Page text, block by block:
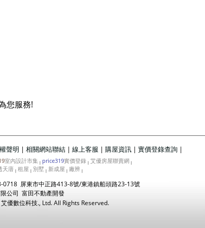
您服務!
聲明 | 相關網站聯結 | 線上客服 | 購屋資訊 | 實價登錄查詢 |
室內設計市集 | price319實價登錄 | 艾優房屋聯賣網 |
天庴 | 租屋 | 別墅 | 新成屋 | 廠辨 |
屏東市中正路413-8號/東港鎮船頭路23-13號
公司 富田不動產開發
艾優數位科技., Ltd. All Rights Reserved.